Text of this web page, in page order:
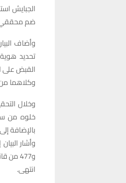
الجبايش
ضم محققي
وأضاف
تحديد
القبض على المتهمين
وكلاهما
وخلال
خلوه من
بالإضافة
و477 من قانون العقوبات العراقي لاستكمال الإجراءات القانونية أصولياً.
انتهى.